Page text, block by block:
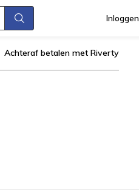
Inloggen
Achteraf betalen met Riverty